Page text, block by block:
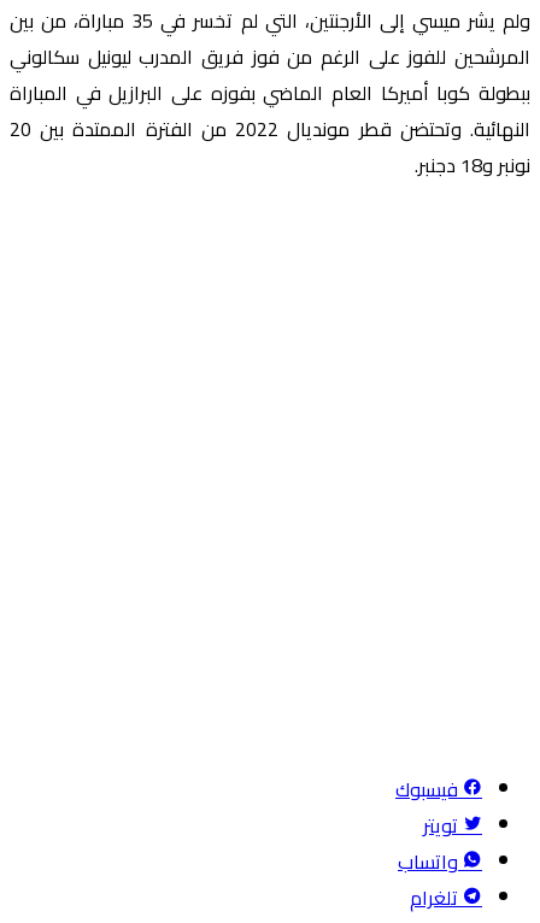
ولم يشر ميسي إلى الأرجنتين، التي لم تخسر في 35 مباراة، من بين
المرشحين للفوز على الرغم من فوز فريق المدرب ليونيل سكالوني
ببطولة كوبا أميركا العام الماضي بفوزه على البرازيل في المباراة
النهائية. وتحتضن قطر مونديال 2022 من الفترة الممتدة بين 20
نونبر و18 دجنبر.
فيسبوك
تويتر
واتساب
تلغرام